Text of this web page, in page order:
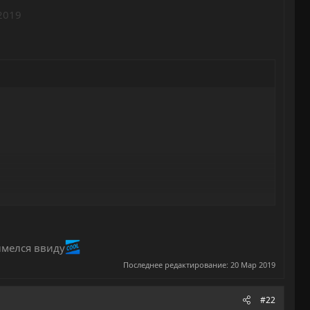
ввиду
Последнее редактирование: 20 Мар 2019
#22